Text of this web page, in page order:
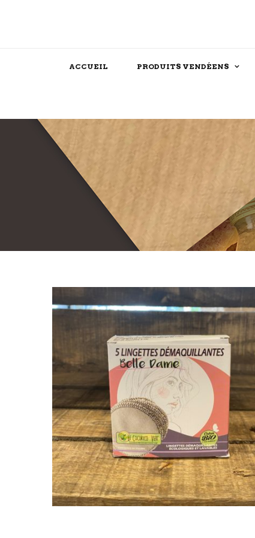
ACCUEIL PRODUITS VENDÉENS
Assaisonnements
Féculent
Produits festifs
Chocolat
Dessert